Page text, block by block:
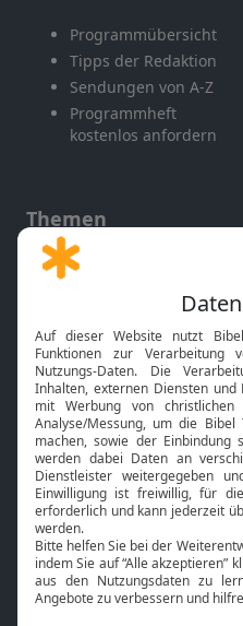
Programmübersicht
Tipps der Redaktion
Sendungen von A-Z
Programmheft
kostenlos anfordern
Themen
Gott und Bibel erklärt
Neuigkeiten
Bibel TV
Über uns
Jobs